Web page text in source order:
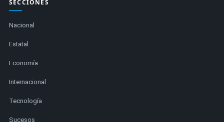
SECCIONES
Nacional
Estatal
Economía
Internacional
Tecnología
Sucesos